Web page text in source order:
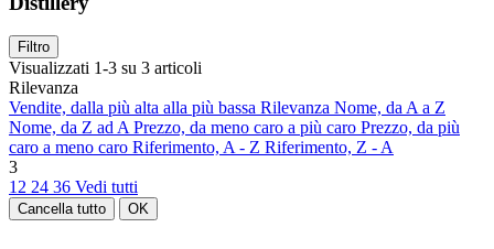
Filtro
Visualizzati 1-3 su 3 articoli
Rilevanza
Vendite, dalla più alta alla più bassa Rilevanza Nome, da A a Z
Nome, da Z ad APrezzo, da meno caro a più caro Prezzo, da più
caro a meno caro Riferimento, A - Z Riferimento, Z - A
3
12 24 36 Vedi tutti
Cancella tutto OK